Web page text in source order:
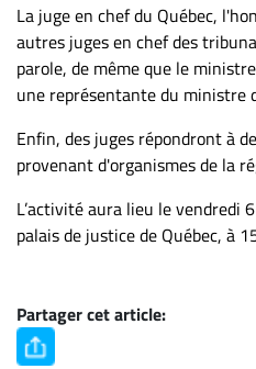
recrutements
TROUVEZ-
NOUS
Nous
À
propos
S’abonner
FAQ
La juge en chef du Québec,
autres juges en chef des
parole, de même que le
une représentante du ministre
Enfin, des juges répondront à
provenant d'organismes de la
L’activité aura lieu le vendredi
palais de justice de Québec, à
Partager cet article: